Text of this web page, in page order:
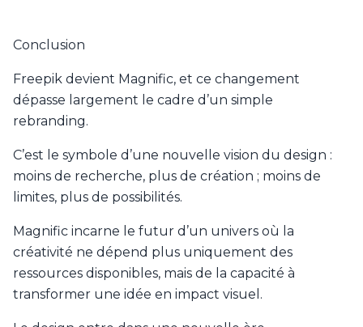
Conclusion
Freepik devient Magnific, et ce changement
dépasse largement le cadre d’un simple
rebranding.
C’est le symbole d’une nouvelle vision du design :
moins de recherche, plus de création ; moins de
limites, plus de possibilités.
Magnific incarne le futur d’un univers où la
créativité ne dépend plus uniquement des
ressources disponibles, mais de la capacité à
transformer une idée en impact visuel.